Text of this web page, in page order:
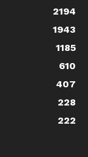
2194
1943
1185
610
407
228
222